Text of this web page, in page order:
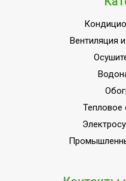
Вентиляция
Тепловое